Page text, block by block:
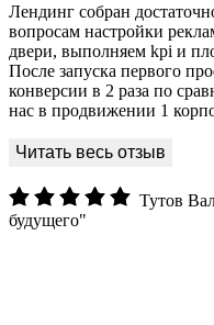
Лендинг собран
вопросам настройки
двери, выполняем kpi и
После запуска первого
конверсии в 2 раза по
нас в продвижении 1
Тутов
будущего"